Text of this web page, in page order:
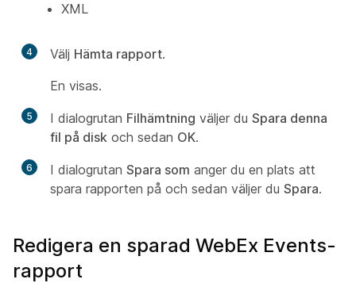
XML
4 Välj Hämta rapport.
En visas.
5 I dialogrutan Filhämtning väljer du Spara denna
fil på disk och sedan OK.
6 I dialogrutan Spara som anger du en plats att
spara rapporten på och sedan väljer du Spara.
Redigera en sparad WebEx Events-
rapport